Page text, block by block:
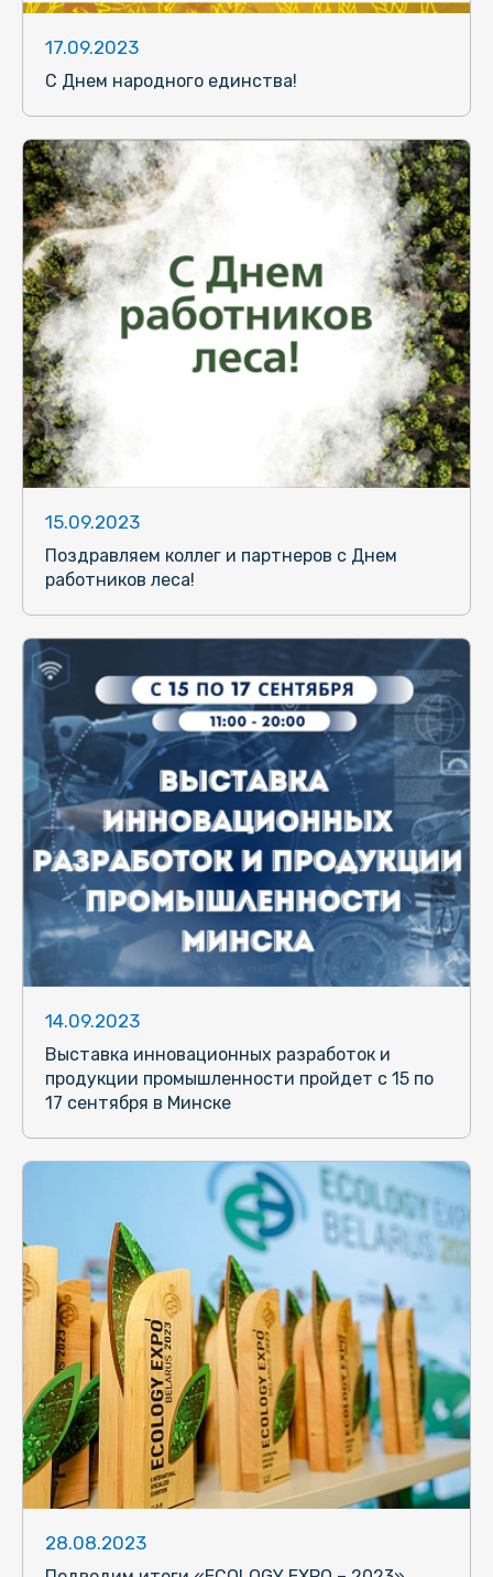
17.09.2023
С Днем народного единства!
15.09.2023
Поздравляем коллег и партнеров с Днем
работников леса!
14.09.2023
Выставка инновационных разработок и
продукции промышленности пройдет с 15 по
17 сентября в Минске
28.08.2023